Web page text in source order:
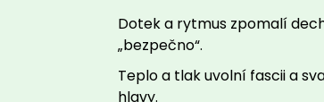
Dotek a rytmus zpomalí
„bezpečno“.
Teplo a tlak uvolní fascii a
hlavy.